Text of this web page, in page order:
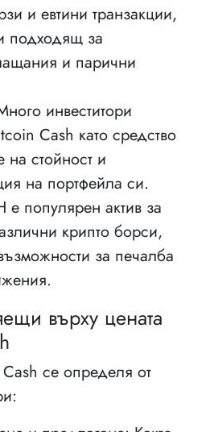
и евтини транзакции,
подходящ за
и парични
инвеститори
Cash като средство
на стойност и
на портфейла си.
е популярен актив за
крипто борси,
за печалба
върху цената
се определя от